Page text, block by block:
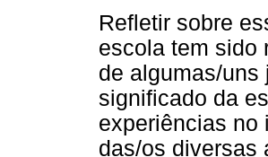
Refletir sobre
escola tem sido
de algumas/uns
significado da
experiências no
das/os diversas